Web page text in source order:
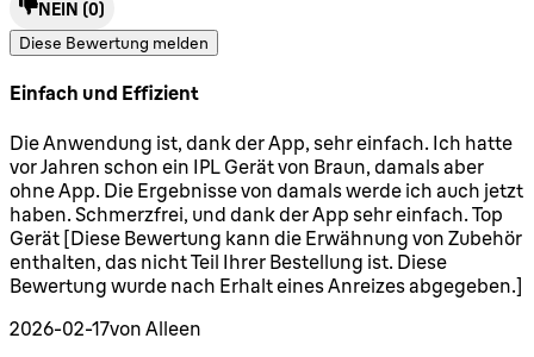
NEIN (0)
Diese Bewertung melden
Einfach und Effizient
5 Sterne von maximal 5
Die Anwendung ist, dank der App, sehr einfach. Ich hatte
vor Jahren schon ein IPL Gerät von Braun, damals aber
ohne App. Die Ergebnisse von damals werde ich auch jetzt
haben. Schmerzfrei, und dank der App sehr einfach. Top
Gerät [Diese Bewertung kann die Erwähnung von Zubehör
enthalten, das nicht Teil Ihrer Bestellung ist. Diese
Bewertung wurde nach Erhalt eines Anreizes abgegeben.]
2026-02-17von Alleen